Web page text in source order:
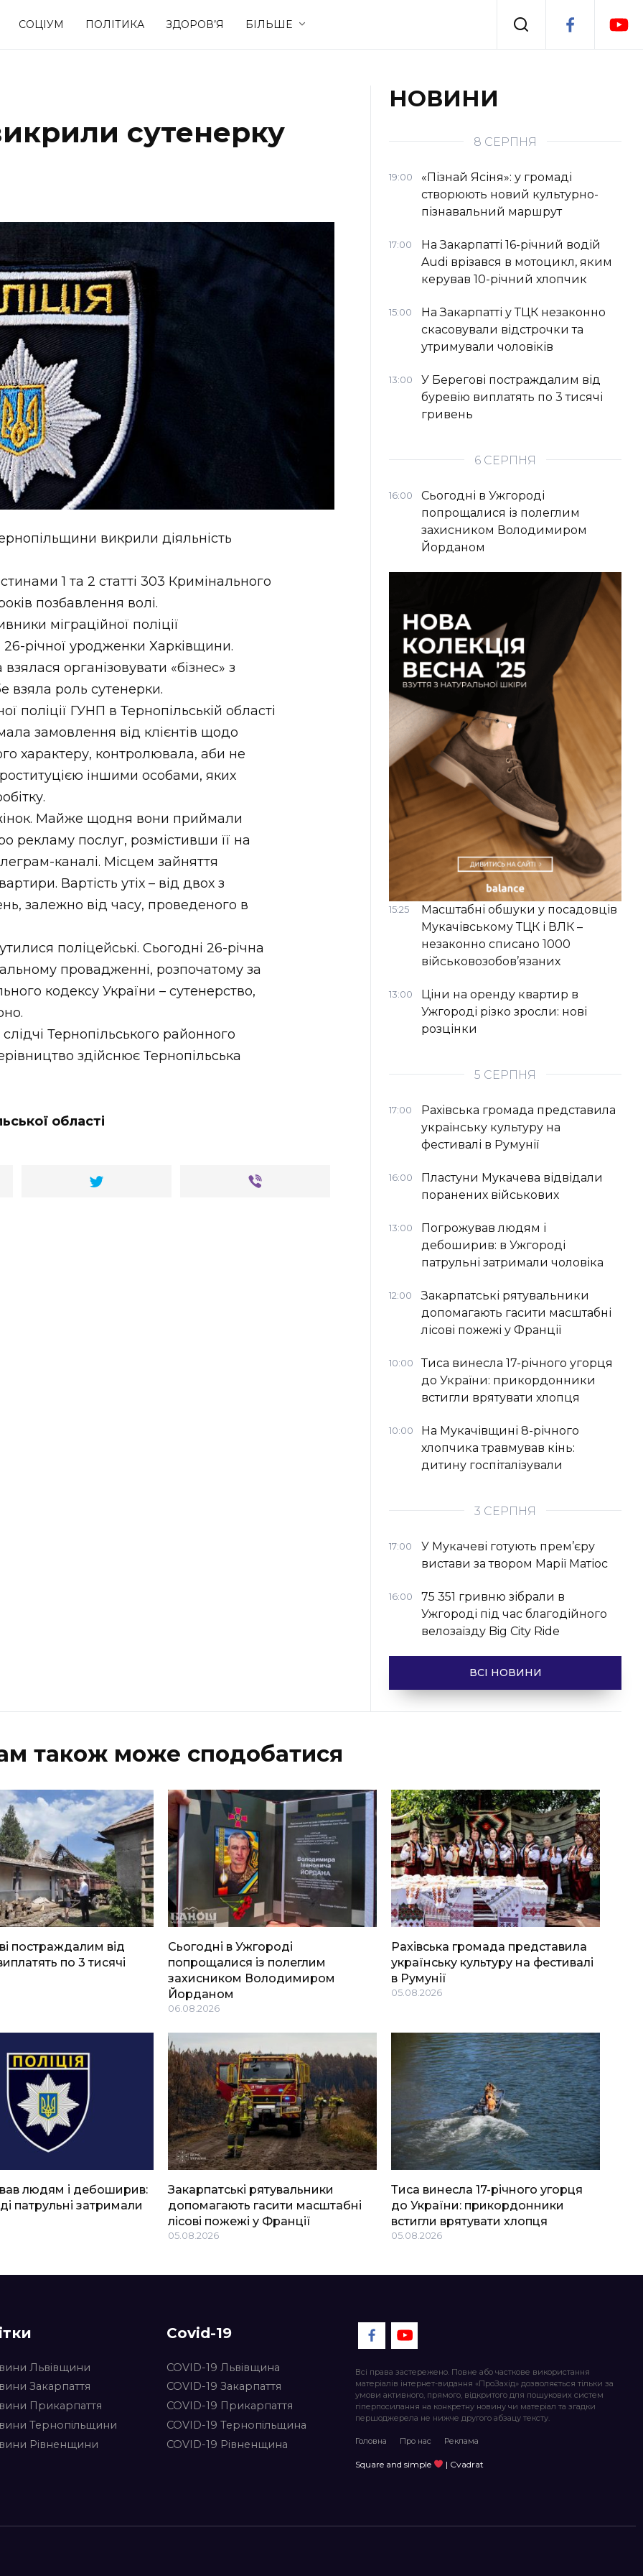
СОЦІУМ ПОЛІТИКА ЗДОРОВ’Я БІЛЬШЕ
Події
Спорт Стиль життя
сутенерку
викрили діяльність
1 та 2 статті 303 Кримінального
позбавлення волі.
міграційної поліції
річної уродженки Харківщини.
організовувати «бізнес» з
взяла роль сутенерки.
поліції ГУНП в Тернопільській області
замовлення від клієнтів щодо
характеру, контролювала, аби не
іншими особами, яких
Майже щодня вони приймали
рекламу послуг, розмістивши її на
каналі. Місцем зайняття
Вартість утіх – від двох з
залежно від часу, проведеного в
поліцейські. Сьогодні 26-річна
провадженні, розпочатому за
кодексу України – сутенерство,
Тернопільського районного
здійснює Тернопільська
області
НОВИНИ
8 СЕРПНЯ
19:00
«Пізнай Ясіня»: у громаді
створюють новий культурно-
пізнавальний маршрут
17:00
На Закарпатті 16-річний водій
Audi врізався в мотоцикл, яким
керував 10-річний хлопчик
15:00
На Закарпатті у ТЦК незаконно
скасовували відстрочки та
утримували чоловіків
13:00
У Берегові постраждалим від
буревію виплатять по 3 тисячі
гривень
6 СЕРПНЯ
16:00
Сьогодні в Ужгороді
попрощалися із полеглим
захисником Володимиром
Йорданом
15:25
Масштабні обшуки у посадовців
Мукачівському ТЦК і ВЛК –
незаконно списано 1000
військовозобов’язаних
13:00
Ціни на оренду квартир в
Ужгороді різко зросли: нові
розцінки
5 СЕРПНЯ
17:00
Рахівська громада представила
українську культуру на
фестивалі в Румунії
16:00
Пластуни Мукачева відвідали
поранених військових
13:00
Погрожував людям і
дебоширив: в Ужгороді
патрульні затримали чоловіка
12:00
Закарпатські рятувальники
допомагають гасити масштабні
лісові пожежі у Франції
10:00
Тиса винесла 17-річного угорця
до України: прикордонники
встигли врятувати хлопця
10:00
На Мукачівщині 8-річного
хлопчика травмував кінь:
дитину госпіталізували
3 СЕРПНЯ
17:00
У Мукачеві готують прем’єру
вистави за твором Марії Матіос
16:00
75 351 гривню зібрали в
Ужгороді під час благодійного
велозаїзду Big Сity Ride
ВСІ НОВИНИ
також може сподобатися
постраждалим від
по 3 тисячі
Сьогодні в Ужгороді
попрощалися із полеглим
захисником Володимиром
Йорданом
06.08.2026
Рахівська громада представила
українську культуру на фестивалі
в Румунії
05.08.2026
людям і дебоширив:
патрульні затримали
Закарпатські рятувальники
допомагають гасити масштабні
лісові пожежі у Франції
05.08.2026
Тиса винесла 17-річного угорця
до України: прикордонники
встигли врятувати хлопця
05.08.2026
Львівщини
Закарпаття
Прикарпаття
Тернопільщини
Рівненщини
Covid-19
COVID-19 Львівщина
COVID-19 Закарпаття
COVID-19 Прикарпаття
COVID-19 Тернопільщина
COVID-19 Рівненщина
Всі права застережено. Повне або часткове використання
матеріалів інтернет-видання «ПроЗахід» дозволяється тільки за
умови активного, прямого, відкритого для пошукових систем
гіперпосилання на конкретну новину чи матеріал та згадки
першоджерела не нижче другого абзацу тексту.
Головна Про нас Реклама
Square and simple | Cvadrat